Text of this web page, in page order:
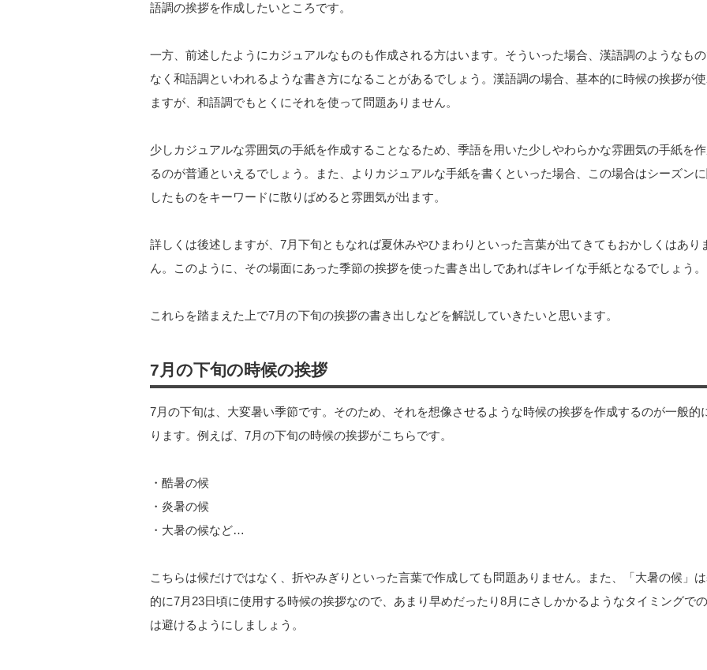
語調の挨拶を作成したいところです。
一方、前述したようにカジュアルなものも作成される方はいます。そういった場合、漢語調のようなも
なく和語調といわれるような書き方になることがあるでしょう。漢語調の場合、基本的に時候の挨拶が
ますが、和語調でもとくにそれを使って問題ありません。
少しカジュアルな雰囲気の手紙を作成することなるため、季語を用いた少しやわらかな雰囲気の手紙を
るのが普通といえるでしょう。また、よりカジュアルな手紙を書くといった場合、この場合はシーズン
したものをキーワードに散りばめると雰囲気が出ます。
詳しくは後述しますが、7月下旬ともなれば夏休みやひまわりといった言葉が出てきてもおかしくはあり
ん。このように、その場面にあった季節の挨拶を使った書き出しであればキレイな手紙となるでしょう。
これらを踏まえた上で7月の下旬の挨拶の書き出しなどを解説していきたいと思います。
7月の下旬の時候の挨拶
7月の下旬は、大変暑い季節です。そのため、それを想像させるような時候の挨拶を作成するのが一般的
ります。例えば、7月の下旬の時候の挨拶がこちらです。
・酷暑の候
・炎暑の候
・大暑の候など…
こちらは候だけではなく、折やみぎりといった言葉で作成しても問題ありません。また、「大暑の候」
的に7月23日頃に使用する時候の挨拶なので、あまり早めだったり8月にさしかかるようなタイミングで
は避けるようにしましょう。